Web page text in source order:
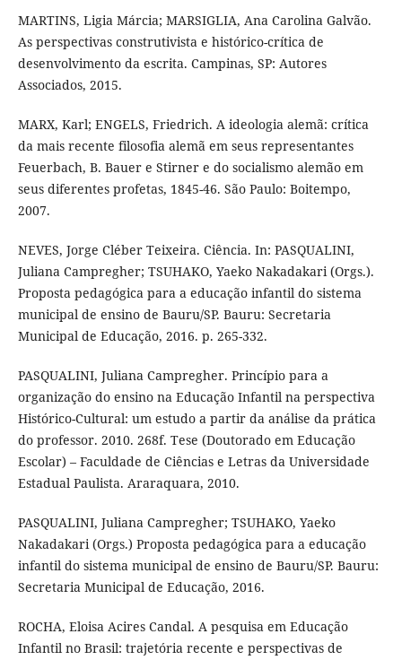
MARTINS, Ligia Márcia; MARSIGLIA, Ana Carolina Galvão.
As perspectivas construtivista e histórico-crítica de
desenvolvimento da escrita. Campinas, SP: Autores
Associados, 2015.
MARX, Karl; ENGELS, Friedrich. A ideologia alemã: crítica
da mais recente filosofia alemã em seus representantes
Feuerbach, B. Bauer e Stirner e do socialismo alemão em
seus diferentes profetas, 1845-46. São Paulo: Boitempo,
2007.
NEVES, Jorge Cléber Teixeira. Ciência. In: PASQUALINI,
Juliana Campregher; TSUHAKO, Yaeko Nakadakari (Orgs.).
Proposta pedagógica para a educação infantil do sistema
municipal de ensino de Bauru/SP. Bauru: Secretaria
Municipal de Educação, 2016. p. 265-332.
PASQUALINI, Juliana Campregher. Princípio para a
organização do ensino na Educação Infantil na perspectiva
Histórico-Cultural: um estudo a partir da análise da prática
do professor. 2010. 268f. Tese (Doutorado em Educação
Escolar) – Faculdade de Ciências e Letras da Universidade
Estadual Paulista. Araraquara, 2010.
PASQUALINI, Juliana Campregher; TSUHAKO, Yaeko
Nakadakari (Orgs.) Proposta pedagógica para a educação
infantil do sistema municipal de ensino de Bauru/SP. Bauru:
Secretaria Municipal de Educação, 2016.
ROCHA, Eloisa Acires Candal. A pesquisa em Educação
Infantil no Brasil: trajetória recente e perspectivas de